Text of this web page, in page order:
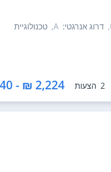
דרוג אנרגטי: A, טכנולוגיית
2 הצעות 2,224 ₪ - 2,040 ₪